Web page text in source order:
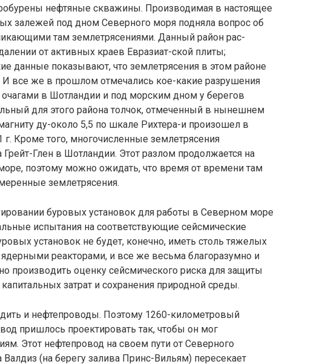
нефтяные скважины. Про­изводимая в настоящее
залежей под дном Северного моря подняла вопрос об
там землетрясениями. Данный район рас­
от активных краев Евразиат-ской плиты;
данные показывают, что землетрясения в этом районе
все же в прошлом отмечались кое-какие разрушения
очагами в Шотландии и под морским дном у берегов
для этого района толчок, отмеченный в нынешнем
ду-около 5,5 по шкале Рихтера-и произошел в
Кроме того, многочисленные землетрясения
Глен в Шотландии. Этот раз­лом продолжается на
поэтому можно ожидать, что время от времени там
землетрясения.
буровых установок для работы в Северном море
ис­пытания на соответствующие сейсмические
установок не будет, конечно, иметь столь тя­желых
ядерными реакторами, и все же весьма благоразумно и
произво­дить оценку сейсмического риска для защиты
затрат и сохранения природной среды.
и нефтепроводы. Поэтому 1260-километровый
пришлось проектировать так, чтобы он мог
Этот нефтепровод на своем пути от Северного
(на берегу залива Принс-Вильям) пересекает